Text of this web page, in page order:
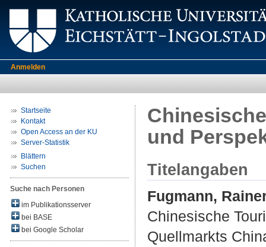
Anmelden
Startseite
Kontakt
Open Access an der KU
Server-Statistik
Blättern
Suchen
Suche nach Personen
im Publikationsserver
bei BASE
bei Google Scholar
und
Titelangaben
Fugmann,
Chinesische
Quellmarkts